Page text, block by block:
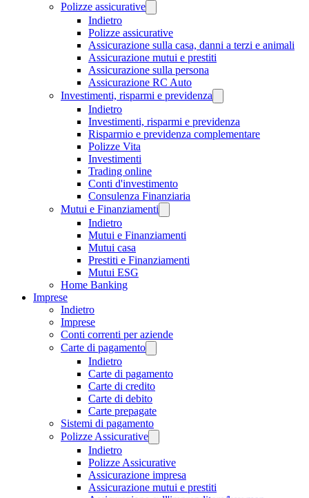
Polizze assicurative
Indietro
Polizze assicurative
Assicurazione sulla casa, danni a terzi e animali
Assicurazione mutui e prestiti
Assicurazione sulla persona
Assicurazione RC Auto
Investimenti, risparmi e previdenza
Indietro
Investimenti, risparmi e previdenza
Risparmio e previdenza complementare
Polizze Vita
Investimenti
Trading online
Conti d'investimento
Consulenza Finanziaria
Mutui e Finanziamenti
Indietro
Mutui e Finanziamenti
Mutui casa
Prestiti e Finanziamenti
Mutui ESG
Home Banking
Imprese
Indietro
Imprese
Conti correnti per aziende
Carte di pagamento
Indietro
Carte di pagamento
Carte di credito
Carte di debito
Carte prepagate
Sistemi di pagamento
Polizze Assicurative
Indietro
Polizze Assicurative
Assicurazione impresa
Assicurazione mutui e prestiti